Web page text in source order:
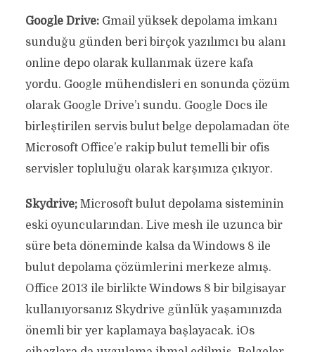
Google Drive:Gmail yüksek depolama imkanı
sunduğu günden beri birçok yazılımcı bu alanı
online depo olarak kullanmak üzere kafa
yordu. Google mühendisleri en sonunda çözüm
olarak Google Drive’ı sundu. Google Docs ile
birleştirilen servis bulut belge depolamadan öte
Microsoft Office’e rakip bulut temelli bir ofis
servisler topluluğu olarak karşımıza çıkıyor.
Skydrive;Microsoft bulut depolama sisteminin
eski oyuncularından. Live mesh ile uzunca bir
süre beta döneminde kalsa da Windows 8 ile
bulut depolama çözümlerini merkeze almış.
Office 2013 ile birlikte Windows 8 bir bilgisayar
kullanıyorsanız Skydrive günlük yaşamınızda
önemli bir yer kaplamaya başlayacak. iOs